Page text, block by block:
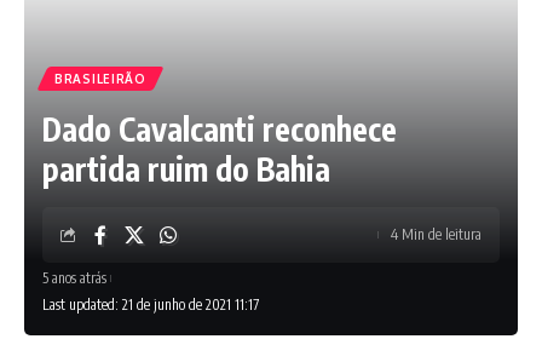
BRASILEIRÃO
Dado Cavalcanti reconhece
partida ruim do Bahia
Last updated: 21 de junho de 2021 11:17
5 anos atrás
4 Min de leitura